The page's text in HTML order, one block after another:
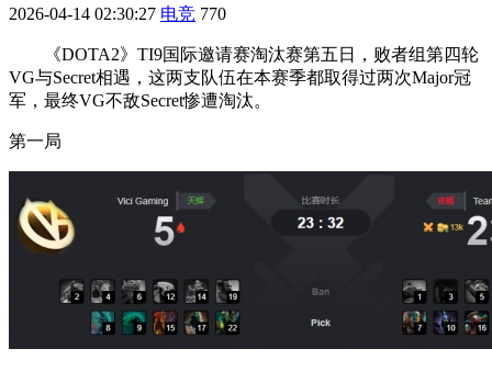
2026-04-14 02:30:27 电竞 770
《DOTA2》TI9国际邀请赛淘汰赛第五日，败者组第四轮
VG与Secret相遇，这两支队伍在本赛季都取得过两次Major冠
军，最终VG不敌Secret惨遭淘汰。
第一局